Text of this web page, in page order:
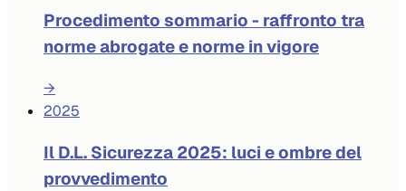
Procedimento sommario - raffronto tra
norme abrogate e norme in vigore
→
2025
Il D.L. Sicurezza 2025: luci e ombre del
provvedimento